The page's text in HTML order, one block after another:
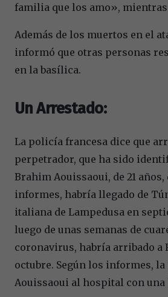
familia que los amo»,
Además de los muertos en el
informó que otras personas
en la basílica.
Un Arrestado:
La policía francesa dice que
perpetrador, que ha sido
Brahim Aouissaoui, de 21
informes, habría llegado de
italiana de Lampedusa en
luego de unas semanas de
coronavirus, habría arribado a
octubre. Según los informes,
Aouissaoui al hospital con una